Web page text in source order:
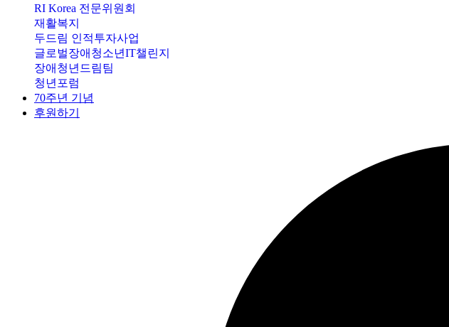
RI Korea 전문위원회
재활복지
두드림 인적투자사업
글로벌장애청소년IT챌린지
장애청년드림팀
청년포럼
70주년 기념
후원하기